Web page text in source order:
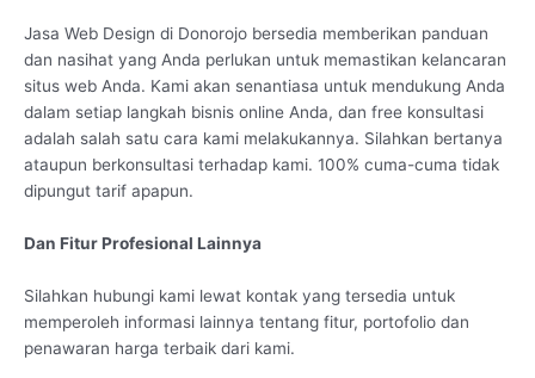
Jasa Web Design di Donorojo bersedia memberikan panduan
dan nasihat yang Anda perlukan untuk memastikan kelancaran
situs web Anda. Kami akan senantiasa untuk mendukung Anda
dalam setiap langkah bisnis online Anda, dan free konsultasi
adalah salah satu cara kami melakukannya. Silahkan bertanya
ataupun berkonsultasi terhadap kami. 100% cuma-cuma tidak
dipungut tarif apapun.
Dan Fitur Profesional Lainnya
Silahkan hubungi kami lewat kontak yang tersedia untuk
memperoleh informasi lainnya tentang fitur, portofolio dan
penawaran harga terbaik dari kami.